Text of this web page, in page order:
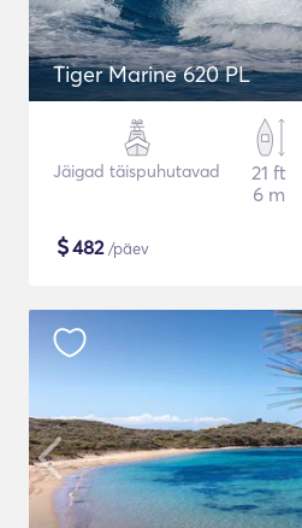
Tiger Marine 620 PL
Jäigad täispuhutavad
21 ft
6 m
$482/päev